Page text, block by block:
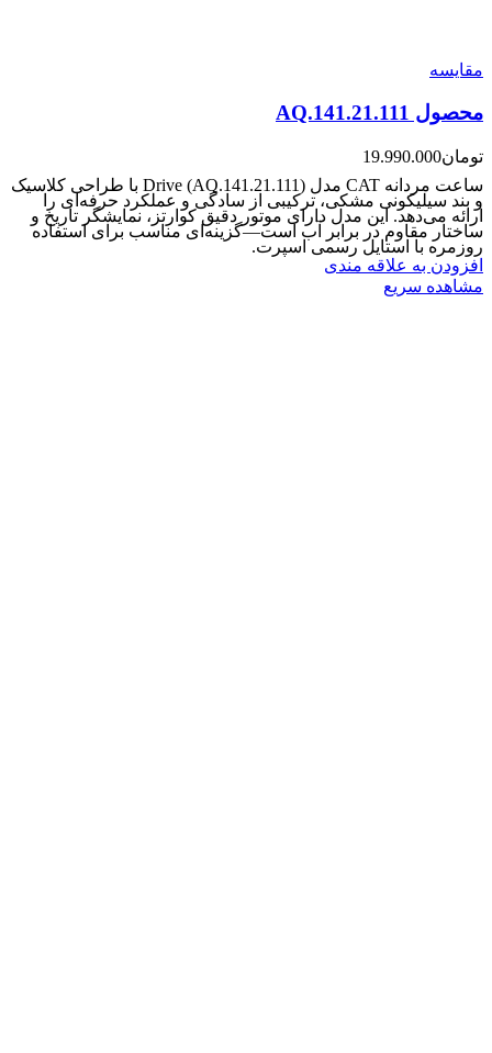
مقایسه
محصول AQ.141.21.111
تومان19.990.000
ساعت مردانه CAT مدل Drive (AQ.141.21.111) با طراحی کلاسیک
و بند سیلیکونی مشکی، ترکیبی از سادگی و عملکرد حرفه‌ای را
ارائه می‌دهد. این مدل دارای موتور دقیق کوارتز، نمایشگر تاریخ و
ساختار مقاوم در برابر آب است—گزینه‌ای مناسب برای استفاده
روزمره با استایل رسمی اسپرت.
افزودن به علاقه مندی
مشاهده سریع